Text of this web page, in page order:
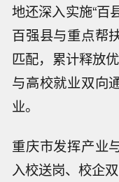
地还深入实施“百
百强县与重点帮
匹配，累计释放
与高校就业双向
业。
重庆市发挥产业
入校送岗、校企